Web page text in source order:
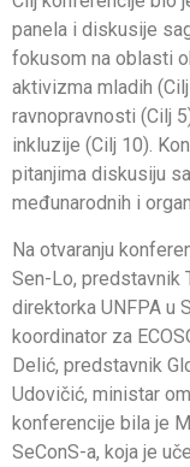
panela i diskusije
fokusom na oblasti
aktivizma mladih
ravnopravnosti (Cilj
inkluzije (Cilj 10).
pitanjima diskusiju
međunarodnih i
Na otvaranju
Sen-Lo, predstavnik
direktorka UNFPA u
koordinator za
Delić, predstavnik
Udovičić, ministar
konferencije bila je
SeConS-a, koja je